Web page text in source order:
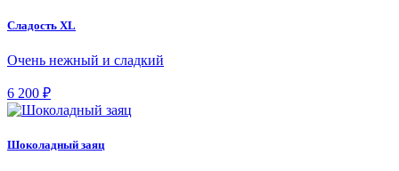
Сладость XL
Очень нежный и сладкий
6 200 ₽
Шоколадный заяц